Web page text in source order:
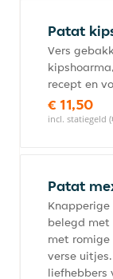
Patat
Vers
recept en
€ 11,50
incl. statiegeld
Patat
belegd met
met romige
verse
liefhebbers